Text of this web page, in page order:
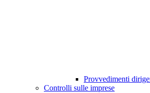
Provvedimenti
Controlli sulle imprese